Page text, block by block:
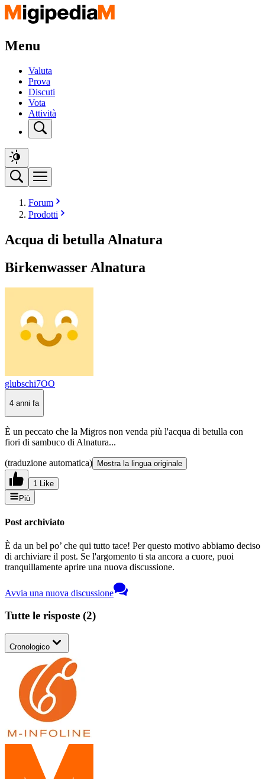
Menu
Valuta
Prova
Discuti
Vota
Attività
Forum
Prodotti
Acqua di betulla Alnatura
Birkenwasser Alnatura
glubschi7OO
4 anni fa
È un peccato che la Migros non venda più l'acqua di betulla con
fiori di sambuco di Alnatura...
(traduzione automatica) Mostra la lingua originale
1 Like
Più
Post archiviato
È da un bel po’ che qui tutto tace! Per questo motivo abbiamo deciso
di archiviare il post. Se l'argomento ti sta ancora a cuore, puoi
tranquillamente aprire una nuova discussione.
Avvia una nuova discussione
Tutte le risposte (2)
Cronologico